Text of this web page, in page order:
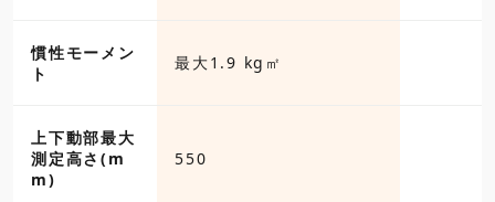
慣性モーメン
ト
最大1.9 kg㎡
上下動部最大
測定高さ(m
m)
550